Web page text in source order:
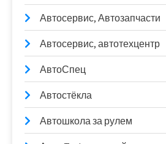
Автосервис, Автозапчасти
Автосервис, автотехцентр
АвтоСпец
Автостёкла
Автошкола за рулем